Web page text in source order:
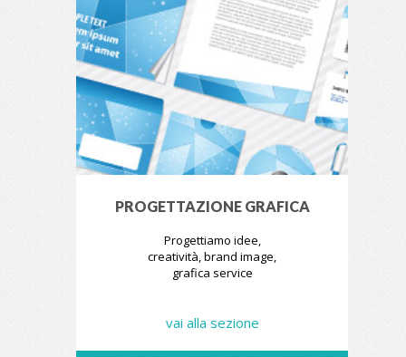
PROGETTAZIONE GRAFICA
Progettiamo idee,
creatività, brand image,
grafica service
vai alla sezione